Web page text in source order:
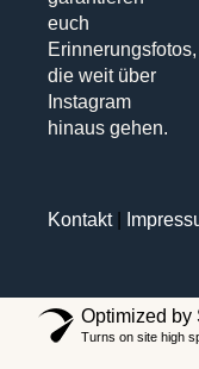
euch
Erinnerungsfotos,
die weit über
Instagram
hinaus gehen.
Kontakt|
Optimized by
Turns on site high